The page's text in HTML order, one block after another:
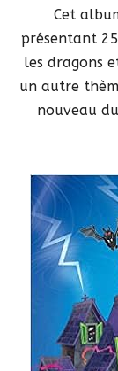
Cet
présentant
les dragons
un autre
nouveau